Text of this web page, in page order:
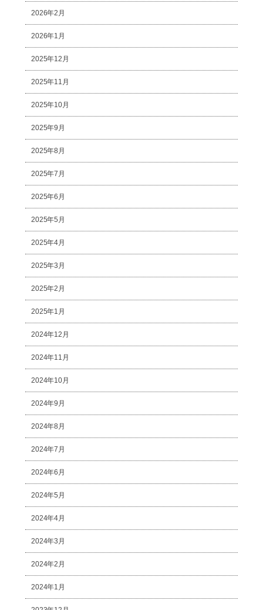
2026年2月
2026年1月
2025年12月
2025年11月
2025年10月
2025年9月
2025年8月
2025年7月
2025年6月
2025年5月
2025年4月
2025年3月
2025年2月
2025年1月
2024年12月
2024年11月
2024年10月
2024年9月
2024年8月
2024年7月
2024年6月
2024年5月
2024年4月
2024年3月
2024年2月
2024年1月